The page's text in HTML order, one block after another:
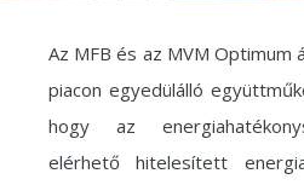
Az MFB és az MVM Optimum
piacon egyedülálló
hogy az
elérhető hitelesített